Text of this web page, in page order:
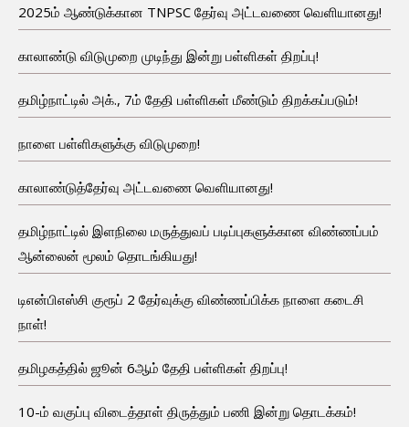
2025ம் ஆண்டுக்கான TNPSC தேர்வு அட்டவணை வெளியானது!
காலாண்டு விடுமுறை முடிந்து இன்று பள்ளிகள் திறப்பு!
தமிழ்நாட்டில் அக்., 7ம் தேதி பள்ளிகள் மீண்டும் திறக்கப்படும்!
நாளை பள்ளிகளுக்கு விடுமுறை!
காலாண்டுத்தேர்வு அட்டவணை வெளியானது!
தமிழ்நாட்டில் இளநிலை மருத்துவப் படிப்புகளுக்கான விண்ணப்பம்
ஆன்லைன் மூலம் தொடங்கியது!
டிஎன்பிஎஸ்சி குரூப் 2 தேர்வுக்கு விண்ணப்பிக்க நாளை கடைசி
நாள்!
தமிழகத்தில் ஜூன் 6ஆம் தேதி பள்ளிகள் திறப்பு!
10-ம் வகுப்பு விடைத்தாள் திருத்தும் பணி இன்று தொடக்கம்!